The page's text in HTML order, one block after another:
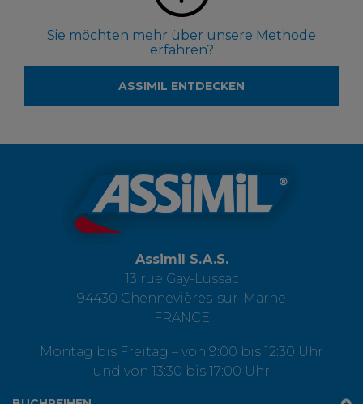
Sie möchten mehr über unsere Methode
erfahren?
ASSIMIL ENTDECKEN
Assimil S.A.S.
13 rue Gay-Lussac
94430 Chennevières-sur-Marne
FRANCE
Montag bis Freitag – von 9:00 bis 12:30 Uhr
und von 13:30 bis 17:00 Uhr